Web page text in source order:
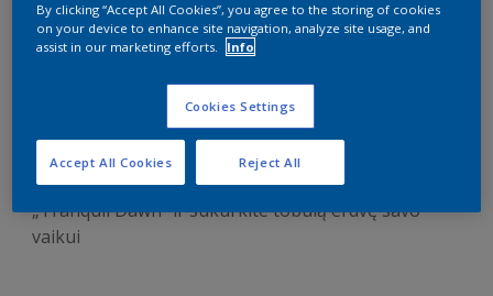
Atnaujinkite vaikų
kambarį su 2020 metų
spalva „Tranquil Dawn”
Pasisemkite įkvėpimo su 2020 metų spalva
„Tranquil Dawn“ ir sukurkite tobulą erdvę savo
vaikui
By clicking “Accept All Cookies”, you agree to the storing of cookies
on your device to enhance site navigation, analyze site usage, and
assist in our marketing efforts.
Info
Cookies Settings
Reject All
Accept All Cookies